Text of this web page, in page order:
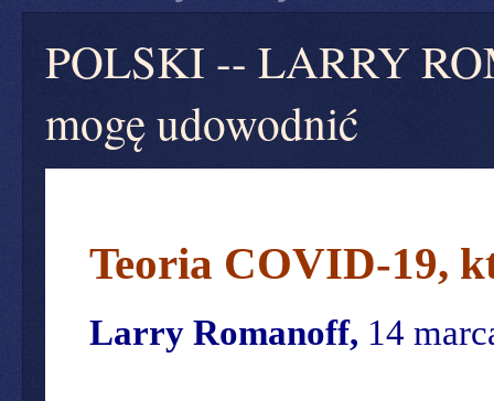
POLSKI -- LARRY
mogę udowodnić
Teoria COVID-19,
Larry Romanoff, 14